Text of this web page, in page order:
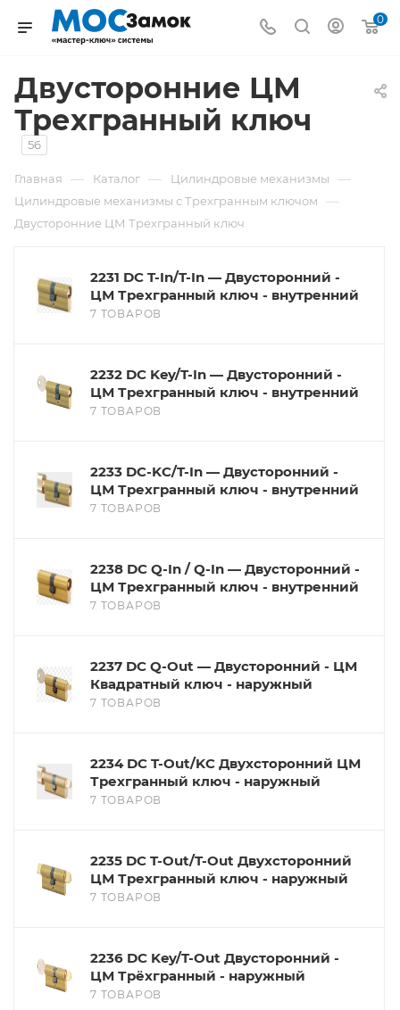
0
Двусторонние ЦМ
Трехгранный ключ
56
Главная — Каталог — Цилиндровые механизмы —
Цилиндровые механизмы с Трехгранным ключом —
Двусторонние ЦМ Трехгранный ключ
2231 DC T-In/T-In — Двусторонний -
ЦМ Трехгранный ключ - внутренний
7 ТОВАРОВ
2232 DC Key/T-In — Двусторонний -
ЦМ Трехгранный ключ - внутренний
7 ТОВАРОВ
2233 DC-KС/T-In — Двусторонний -
ЦМ Трехгранный ключ - внутренний
7 ТОВАРОВ
2238 DC Q-In / Q-In — Двусторонний -
ЦМ Трехгранный ключ - внутренний
7 ТОВАРОВ
2237 DC Q-Out — Двусторонний - ЦМ
Квадратный ключ - наружный
7 ТОВАРОВ
2234 DC T-Out/KC Двухсторонний ЦМ
Трехгранный ключ - наружный
7 ТОВАРОВ
2235 DC T-Out/T-Out Двухсторонний
ЦМ Трехгранный ключ - наружный
7 ТОВАРОВ
2236 DC Key/T-Out Двусторонний -
ЦМ Трёхгранный - наружный
7 ТОВАРОВ